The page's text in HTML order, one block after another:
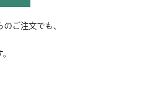
ご注文でも、